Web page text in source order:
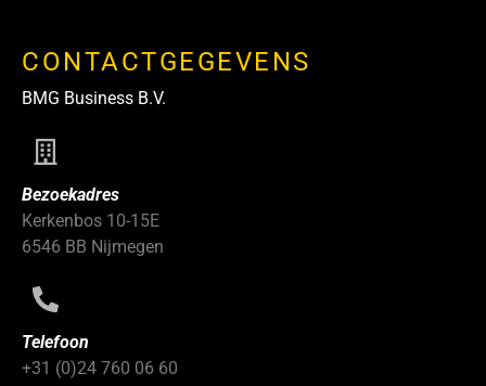
CONTACTGEGEVENS
BMG Business B.V.
Bezoekadres
Kerkenbos 10-15E
6546 BB Nijmegen
Telefoon
+31 (0)24 760 06 60